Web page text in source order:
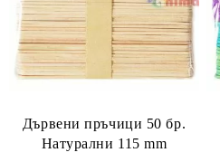
Дървени пръчици 50 бр.
Натурални 115 mm